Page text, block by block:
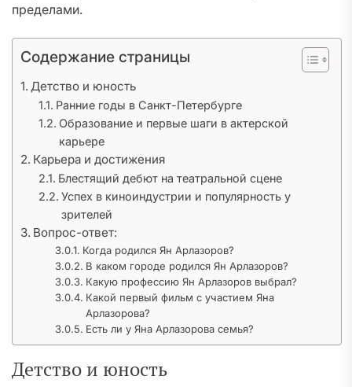
пределами.
Содержание страницы
Детство и юность
Ранние годы в Санкт-Петербурге
Образование и первые шаги в актерской
карьере
Карьера и достижения
Блестящий дебют на театральной сцене
Успех в киноиндустрии и популярность у
зрителей
Вопрос-ответ:
Когда родился Ян Арлазоров?
В каком городе родился Ян Арлазоров?
Какую профессию Ян Арлазоров выбрал?
Какой первый фильм с участием Яна
Арлазорова?
Есть ли у Яна Арлазорова семья?
Детство и юность